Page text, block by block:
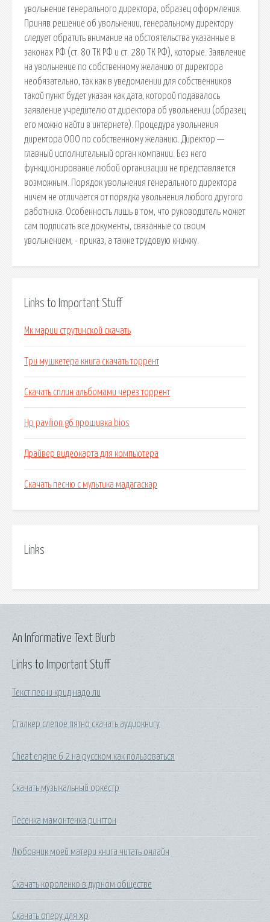
увольнение генерального директора, образец оформления.
Приняв решение об увольнении, генеральному директору
следует обратить внимание на обстоятельства указанные в
законах РФ (ст. 80 ТК РФ и ст. 280 ТК РФ), которые. Заявление
на увольнение по собственному желанию от директора
необязательно, так как в уведомлении для собственников
такой пункт будет указан как дата, которой подавалось
заявление учредителю от директора об увольнении (образец
его можно найти в интернете). Процедура увольнения
директора ООО по собственному желанию. Директор —
главный исполнительный орган компании. Без него
функционирование любой организации не представляется
возможным. Порядок увольнения генерального директора
ничем не отличается от порядка увольнения любого другого
работника. Особенность лишь в том, что руководитель может
сам подписать все документы, связанные со своим
увольнением, - приказ, а также трудовую книжку.
Links to Important Stuff
Мк марии струтинской скачать
Три мушкетера книга скачать торрент
Скачать сплин альбомами через торрент
Hp pavilion g6 прошивка bios
Драйвер видеокарта для компьютера
Скачать песню с мультика мадагаскар
Links
Links to Important Stuff
Текст песни крид надо ли
Сталкер слепое пятно скачать аудиокнигу
Cheat engine 6 2 на русском как пользоваться
Скачать музыкальный оркестр
Песенка мамонтенка рингтон
Любовник моей матери книга читать онлайн
Скачать короленко в дурном обществе
Скачать оперу для хр
An Informative Text Blurb